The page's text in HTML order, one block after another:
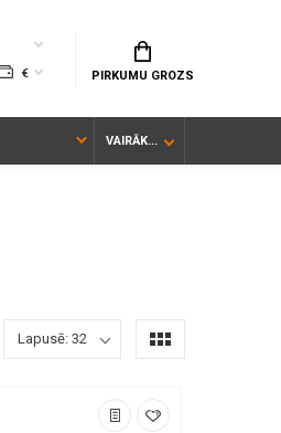
€ PIRKUMU GROZS
VAIRĀK...
Lapusē: 32